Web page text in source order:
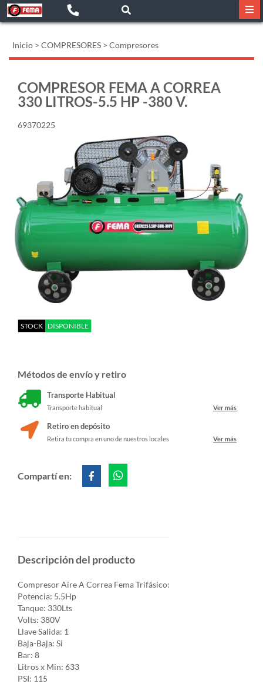
Inicio > COMPRESORES > Compresores
COMPRESOR FEMA A CORREA
330 LITROS-5.5 HP -380 V.
69370225
STOCK DISPONIBLE
Métodos de envío y retiro
Transporte Habitual
Transporte habitual Ver más
Retiro en depósito
Retira tu compra en uno de nuestros locales Ver más
Compartí en:
Descripción del producto
Compresor Aire A Correa Fema Trifásico:
Potencia: 5.5Hp
Tanque: 330Lts
Volts: 380V
Llave Salida: 1
Baja-Baja: Si
Bar: 8
Litros x Min: 633
PSI: 115